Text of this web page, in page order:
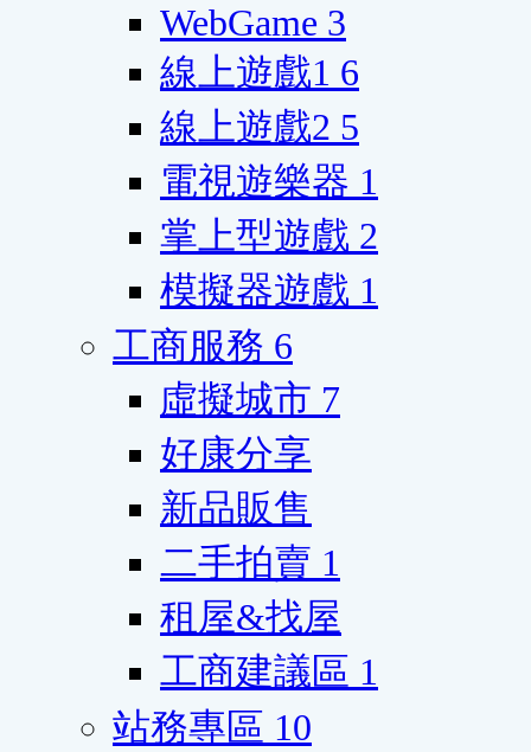
WebGame 3
線上遊戲1 6
線上遊戲2 5
電視遊樂器 1
掌上型遊戲 2
模擬器遊戲 1
工商服務 6
虛擬城市 7
好康分享
新品販售
二手拍賣 1
租屋&找屋
工商建議區 1
站務專區 10